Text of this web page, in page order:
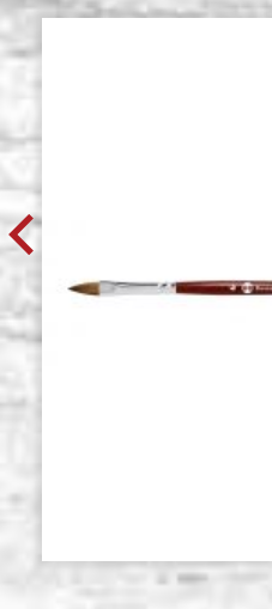
€ 9,20
Borciani e Bonazzi serie 105,
pennello tondo, pelo di martora
€ 12,00
N.4